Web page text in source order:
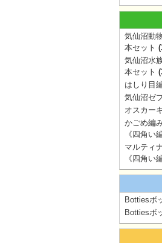
気仙沼動
本セット
気仙沼水
本セット
はしり目
気仙沼ゼ
オスカー
かごめ編
《四角い
マルティ
《四角い
Bottiesボ
Bottiesボ